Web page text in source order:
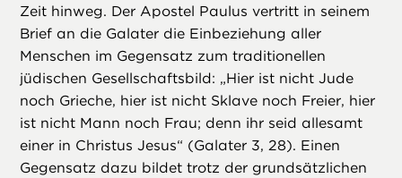
Zeit hinweg. Der Apostel Paulus vertritt in seinem
Brief an die Galater die Einbeziehung aller
Menschen im Gegensatz zum traditionellen
jüdischen Gesellschaftsbild: „Hier ist nicht Jude
noch Grieche, hier ist nicht Sklave noch Freier, hier
ist nicht Mann noch Frau; denn ihr seid allesamt
einer in Christus Jesus“ (Galater 3, 28). Einen
Gegensatz dazu bildet trotz der grundsätzlichen